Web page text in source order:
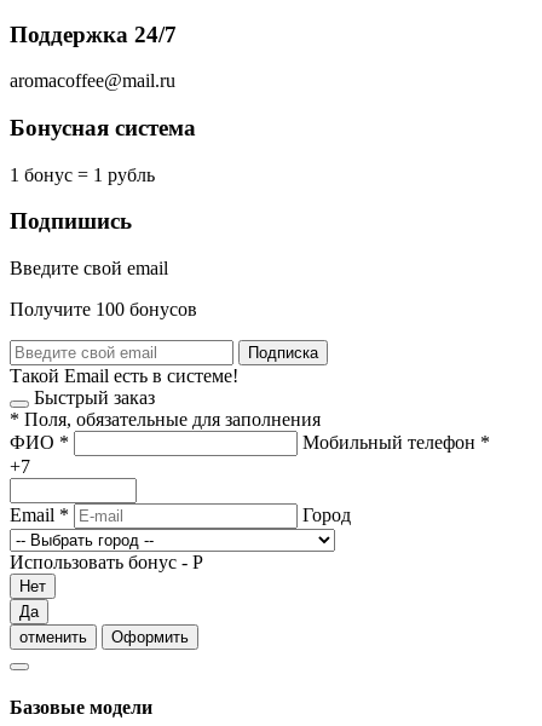
Поддержка 24/7
aromacoffee@mail.ru
Бонусная система
1 бонус = 1 рубль
Подпишись
Введите свой email
Получите 100 бонусов
Подписка
Такой Email есть в системе!
Быстрый заказ
* Поля, обязательные для заполнения
ФИО * Мобильный телефон *
+7
Email * Город
Использовать бонус - Р
Нет
Да
отменить
Оформить
Базовые модели